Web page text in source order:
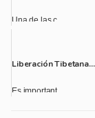
Una de las c...
Liberación
Es important...